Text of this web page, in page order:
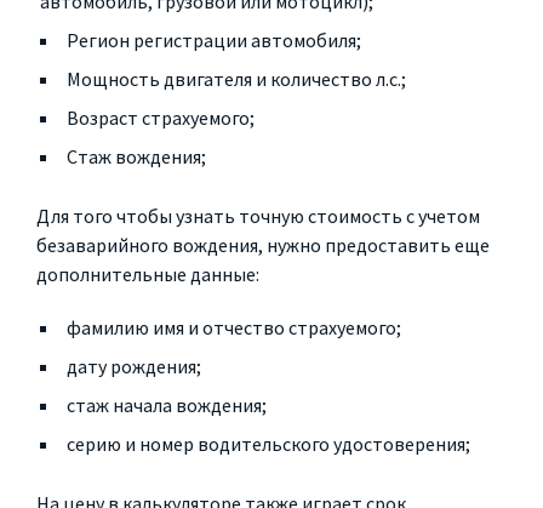
Регион регистрации автомобиля;
Мощность двигателя и количество л.с.;
Возраст страхуемого;
Стаж вождения;
Для того чтобы узнать точную стоимость с учетом
безаварийного вождения, нужно предоставить еще
дополнительные данные:
фамилию имя и отчество страхуемого;
дату рождения;
стаж начала вождения;
серию и номер водительского удостоверения;
На цену в калькуляторе также играет срок